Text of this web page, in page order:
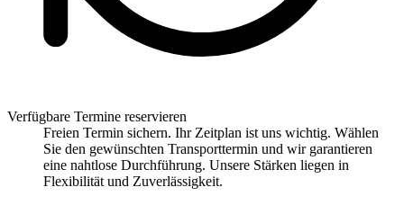
Verfügbare Termine reservieren
Freien Termin sichern. Ihr Zeitplan ist uns wichtig. Wählen
Sie den gewünschten Transporttermin und wir garantieren
eine nahtlose Durchführung. Unsere Stärken liegen in
Flexibilität und Zuverlässigkeit.